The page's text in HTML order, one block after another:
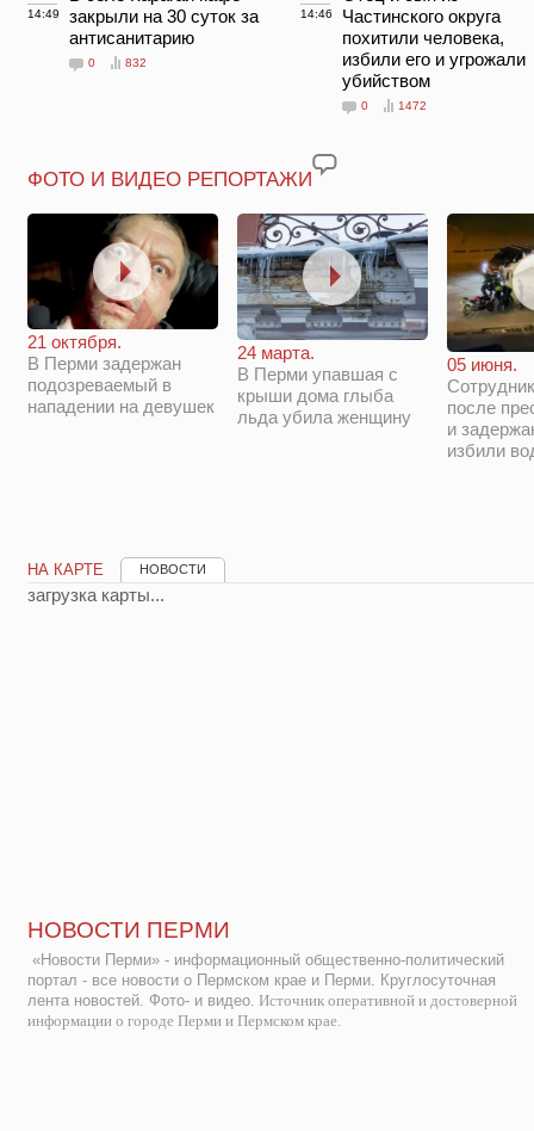
14:49
закрыли на 30 суток за
антисанитарию
0 832
14:46
Частинского округа
похитили человека,
избили его и угрожали
убийством
0 1472
ФОТО И ВИДЕО РЕПОРТАЖИ
21 октября.
В Перми задержан
подозреваемый в
нападении на девушек
24 марта.
В Перми упавшая с
крыши дома глыба
льда убила женщину
05 июня.
после
и
избили
НА КАРТЕ НОВОСТИ
загрузка карты...
НОВОСТИ ПЕРМИ
«Новости Перми» - информационный общественно-политический
портал - все новости о Пермском крае и Перми. Круглосуточная
лента новостей. Фото- и видео. Источник оперативной и достоверной
информации о городе Перми и Пермском крае.